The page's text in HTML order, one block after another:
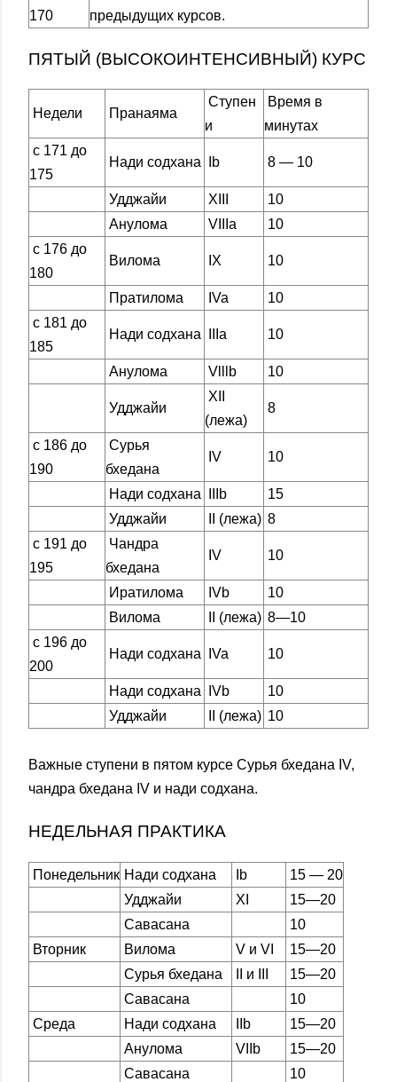
170
предыдущих курсов.
ПЯТЫЙ (ВЫСОКОИНТЕНСИВНЫЙ) КУРС
Недели Пранаяма
Ступен
и
Время в
минутах
с 171 до
175
Нади содхана Ib 8 — 10
Удджайи XIII
10
Анулома
VIIIa
10
с 176 до
180
Вилома IX 10
Пратилома IVa
10
с 181 до
185
Нади содхана IIIa 10
Анулома Vlllb 10
Удджайи
XII
(лежа)
8
с 186 до
190
Сурья
бхедана
IV 10
Нади содхана IIIb
15
Удджайи
II (лежа) 8
с 191 до
195
Чандра
бхедана
IV 10
Иратилома IVb
10
Вилома
II (лежа) 8—10
с 196 до
200
Нади содхана IVa 10
Нади содхана IVb
10
Удджайи
II (лежа) 10
Важные ступени в пятом курсе Сурья бхедана IV,
чандра бхедана IV и нади содхана.
НЕДЕЛЬНАЯ ПРАКТИКА
Понедельник Нади содхана Ib
15 — 20
Удджайи
XI
15—20
Савасана
10
Вторник
Вилома V и VI
15—20
Сурья бхедана
II и III
15—20
Савасана
10
Среда
Нади содхана IIb
15—20
Анулома
VIIb
15—20
Савасана
10